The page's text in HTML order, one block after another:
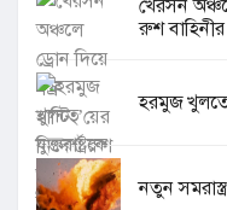
খেরসন
রুশ বাহিনীর
হরমুজ খুলতে
নতুন